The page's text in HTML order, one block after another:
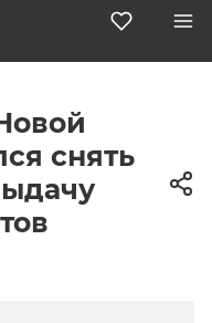
снять